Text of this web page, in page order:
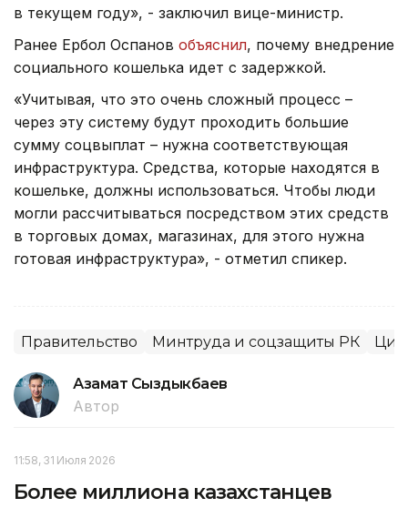
в текущем году», - заключил вице-министр.
Ранее Ербол Оспанов объяснил, почему внедрение
социального кошелька идет с задержкой.
«Учитывая, что это очень сложный процесс –
через эту систему будут проходить большие
сумму соцвыплат – нужна соответствующая
инфраструктура. Средства, которые находятся в
кошельке, должны использоваться. Чтобы люди
могли рассчитываться посредством этих средств
в торговых домах, магазинах, для этого нужна
готовая инфраструктура», - отметил спикер.
Правительство Минтруда и соцзащиты РК
Азамат Сыздыкбаев
Автор
11:58, 31 Июля 2026
Более миллиона казахстанцев